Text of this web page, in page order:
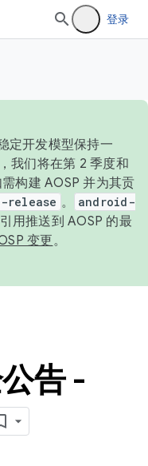
登录
定开发模型保持一
我们将在第 2 季度和
构建 AOSP 并为其贡
release 。
android-
用推送到 AOSP 的最
变更。
告 -